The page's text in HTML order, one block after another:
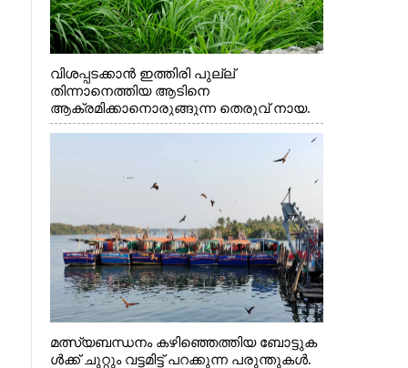
വിശപ്പടക്കാൻ ഇത്തിരി പുല്ല്
തിന്നാനെത്തിയ ആടിനെ
ആക്രമിക്കാനൊരുങ്ങുന്ന തെരുവ് നായ.
എറണാകുളം വാത്തുരുത്തിയിൽ നിന്നുള്ള
മത്സ്യബന്ധനം കഴിഞ്ഞെത്തിയ ബോട്ടുക
ൾക്ക് ചുറ്റും വട്ടമിട്ട് പറക്കുന്ന പരുന്തുകൾ.